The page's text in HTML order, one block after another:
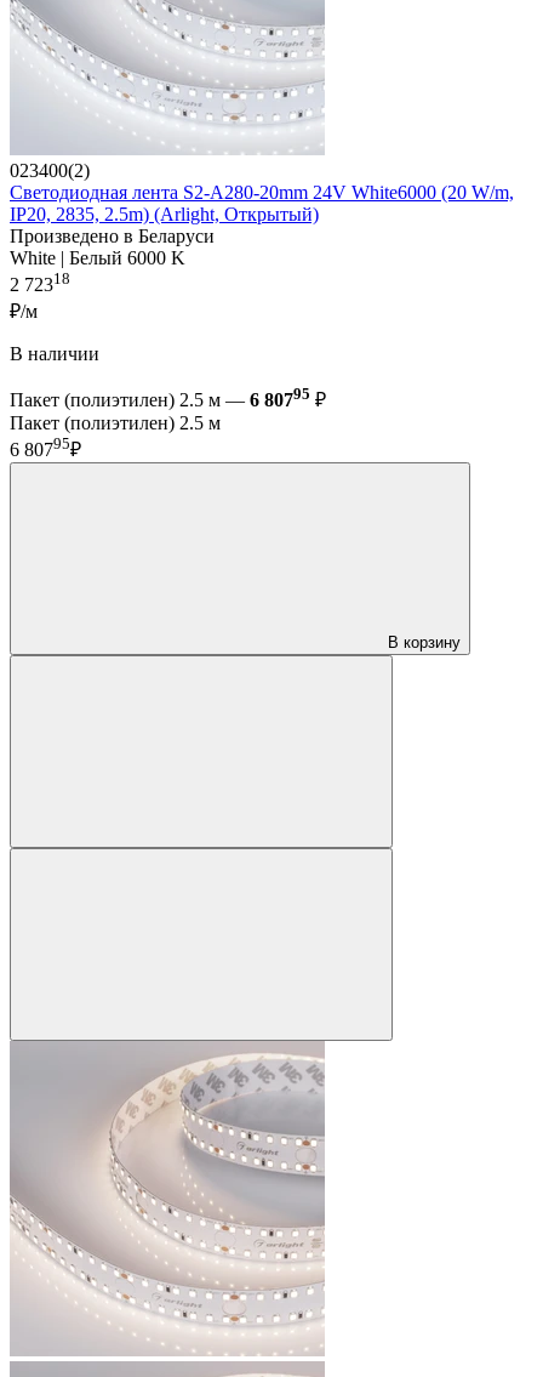
023400(2)
Светодиодная лента S2-A280-20mm 24V White6000 (20 W/m,
IP20, 2835, 2.5m) (Arlight, Открытый)
Произведено в Беларуси
White | Белый 6000 K
2 72318
₽/м
В наличии
Пакет (полиэтилен) 2.5 м — 6 80795 ₽
Пакет (полиэтилен) 2.5 м
6 80795₽
В корзину